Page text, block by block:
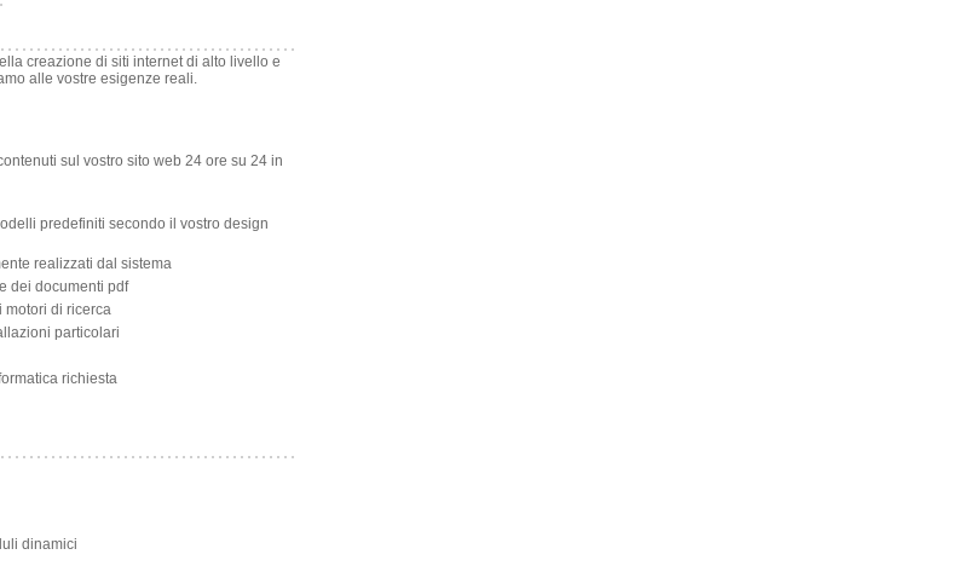
creazione di siti internet di alto livello e
alle vostre esigenze reali.
sul vostro sito web 24 ore su 24 in
predefiniti secondo il vostro design
realizzati dal sistema
dei documenti pdf
motori di ricerca
particolari
richiesta
dinamici